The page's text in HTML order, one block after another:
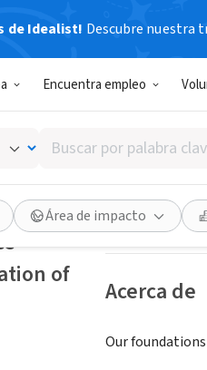
de Idealist! Descubre nuestra
Encuentra empleo
Buscar
por
palabra
clave
o
interés
Área de impacto
St.Laurent, QC,
Guardar
Acerca de
Our
of